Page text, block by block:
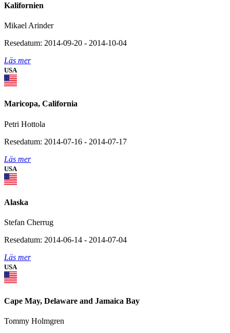
Kalifornien
Mikael Arinder
Resedatum: 2014-09-20 - 2014-10-04
Läs mer
USA
Maricopa, California
Petri Hottola
Resedatum: 2014-07-16 - 2014-07-17
Läs mer
USA
Alaska
Stefan Cherrug
Resedatum: 2014-06-14 - 2014-07-04
Läs mer
USA
Cape May, Delaware and Jamaica Bay
Tommy Holmgren